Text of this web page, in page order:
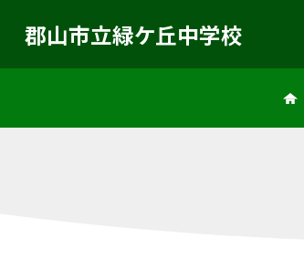
郡山市立緑ケ丘中学校